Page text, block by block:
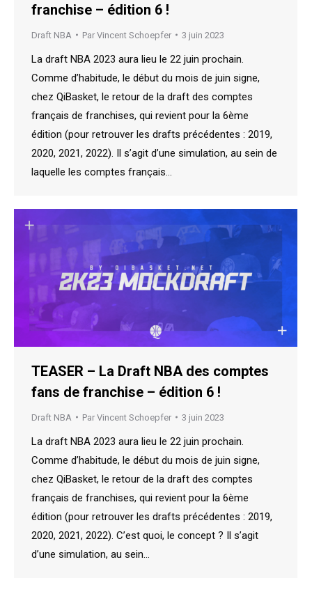
franchise – édition 6 !
Draft NBA Par Vincent Schoepfer 3 juin 2023
La draft NBA 2023 aura lieu le 22 juin prochain.
Comme d’habitude, le début du mois de juin signe,
chez QiBasket, le retour de la draft des comptes
français de franchises, qui revient pour la 6ème
édition (pour retrouver les drafts précédentes : 2019,
2020, 2021, 2022). Il s’agit d’une simulation, au sein de
laquelle les comptes français…
TEASER – La Draft NBA des comptes
fans de franchise – édition 6 !
Draft NBA Par Vincent Schoepfer 3 juin 2023
La draft NBA 2023 aura lieu le 22 juin prochain.
Comme d’habitude, le début du mois de juin signe,
chez QiBasket, le retour de la draft des comptes
français de franchises, qui revient pour la 6ème
édition (pour retrouver les drafts précédentes : 2019,
2020, 2021, 2022). C’est quoi, le concept ? Il s’agit
d’une simulation, au sein…